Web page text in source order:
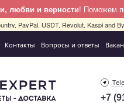
любви и верности! Поможем
PayPal, USDT, Revolut, Kaspi and
Контакты Вопросы и ответы
+7